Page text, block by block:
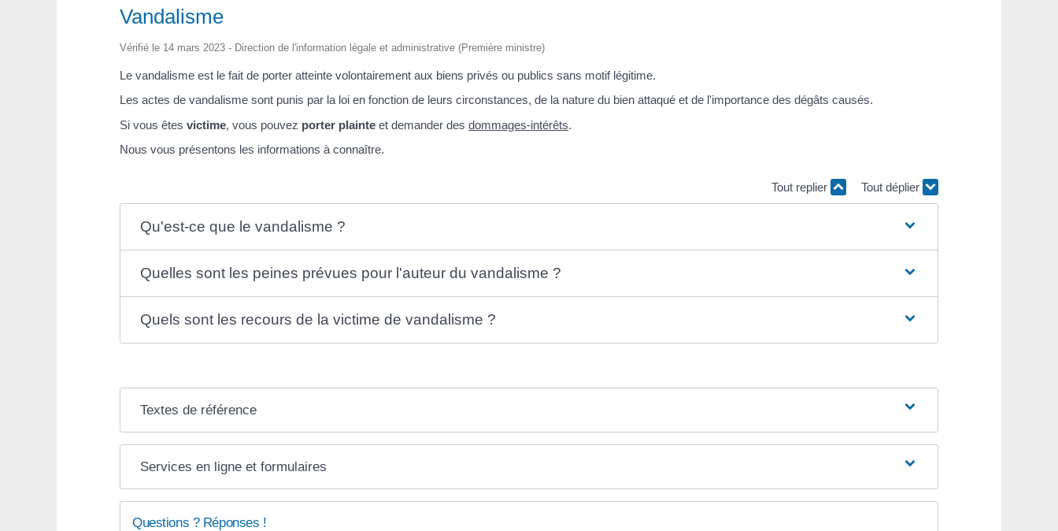
Vandalisme
Vérifié le 14 mars 2023 - Direction de l'information légale et administrative (Première ministre)
Le vandalisme est le fait de porter atteinte volontairement aux biens privés ou publics sans motif légitime.
Les actes de vandalisme sont punis par la loi en fonction de leurs circonstances, de la nature du bien attaqué et de l'importance des dégâts causés.
Si vous êtes victime, vous pouvez porter plainte et demander des dommages-intérêts.
Nous vous présentons les informations à connaître.
Tout replier Tout déplier
Qu'est-ce que le vandalisme ?
Quelles sont les peines prévues pour l'auteur du vandalisme ?
Quels sont les recours de la victime de vandalisme ?
Textes de référence
Services en ligne et formulaires
Questions ? Réponses !